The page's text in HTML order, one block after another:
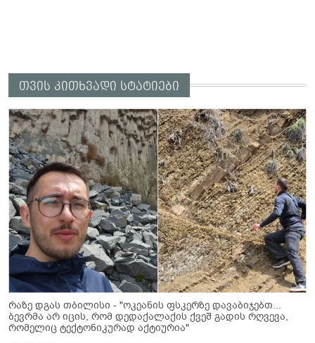
თვის კითხვადი სტატიები
რაზე დგას თბილისი - "ოკეანის ფსკერზე დავაბიჯებთ...
ბევრმა არ იცის, რომ დედაქალაქის ქვეშ გადის რღვევა,
რომელიც ტექტონიკურად აქტიურია"